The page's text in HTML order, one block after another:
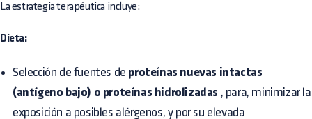
La estrategia terapéutica incluye:
Dieta:
Selección de fuentes de proteínas nuevas intactas
(antígeno bajo) o proteínas hidrolizadas , para, minimizar la
exposición a posibles alérgenos, y por su elevada